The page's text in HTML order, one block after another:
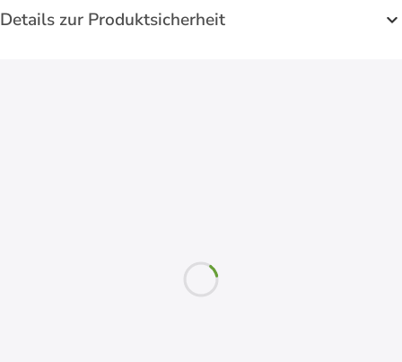
Details zur Produktsicherheit